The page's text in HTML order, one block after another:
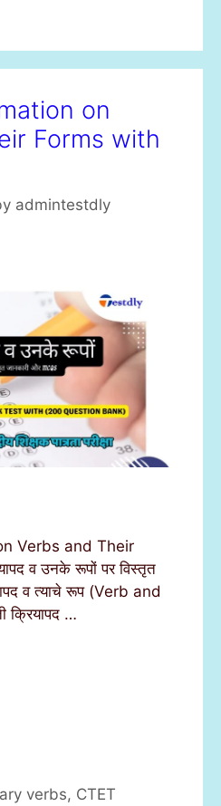
on
Forms with
admintestdly
Verbs and Their
व उनके रूपों पर विस्तृत
व त्याचे रूप (Verb and
क्रियापद …
verbs, CTET